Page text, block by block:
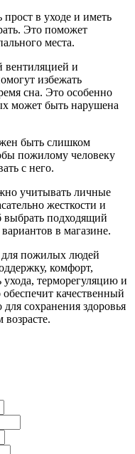
в уходе и иметь
Это поможет
места.
вентиляцией и
избежать
сна. Это особенно
может быть нарушена
быть слишком
пожилому человеку
с него.
учитывать личные
жесткости и
выбрать подходящий
в магазине.
для пожилых людей
комфорт,
ухода, терморегуляцию и
качественный
сохранения здоровья